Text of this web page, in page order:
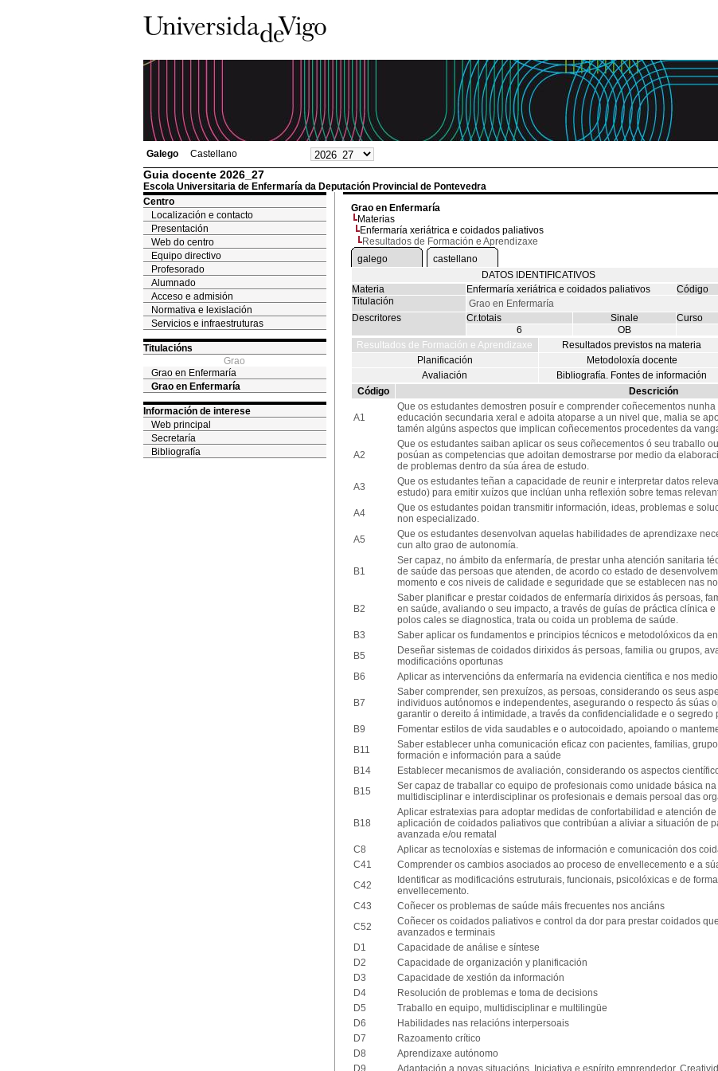
Galego Castellano
Guia docente 2026_27
Escola Universitaria de Enfermaría da Deputación Provincial de Pontevedra
Centro
Localización e contacto
Presentación
Web do centro
Equipo directivo
Profesorado
Alumnado
Acceso e admisión
Normativa e lexislación
Servicios e infraestruturas
Titulacións
Grao
Grao en Enfermaría
Grao en Enfermaría
Información de interese
Web principal
Secretaría
Bibliografía
Grao en Enfermaría
Materias
Enfermaría xeriátrica e coidados paliativos
Resultados de Formación e Aprendizaxe
galego
castellano
DATOS IDENTIFICATIVOS
Materia
Enfermaría xeriátrica e coidados paliativos Código
Titulación
Grao en Enfermaría
Descritores
Cr.totais Sinale Curso
6
OB
Resultados de Formación e Aprendizaxe
Resultados previstos na materia
Planificación
Metodoloxía docente
Avaliación
Bibliografía. Fontes de información
Código
Descrición
A1
Que os estudantes demostren posuír e comprender coñecementos
educación secundaria xeral e adoita atoparse a un nivel que, malia se
tamén algúns aspectos que implican coñecementos procedentes da
A2
Que os estudantes saiban aplicar os seus coñecementos ó seu traballo
posúan as competencias que adoitan demostrarse por medio da
de problemas dentro da súa área de estudo.
A3
Que os estudantes teñan a capacidade de reunir e interpretar datos
estudo) para emitir xuízos que inclúan unha reflexión sobre temas
A4
Que os estudantes poidan transmitir información, ideas, problemas e
non especializado.
A5
Que os estudantes desenvolvan aquelas habilidades de aprendizaxe
cun alto grao de autonomía.
B1
Ser capaz, no ámbito da enfermaría, de prestar unha atención sanitaria
de saúde das persoas que atenden, de acordo co estado de
momento e cos niveis de calidade e seguridade que se establecen nas
B2
Saber planificar e prestar coidados de enfermaría dirixidos ás persoas,
en saúde, avaliando o seu impacto, a través de guías de práctica clínica
polos cales se diagnostica, trata ou coida un problema de saúde.
B3
Saber aplicar os fundamentos e principios técnicos e metodolóxicos da
B5
Deseñar sistemas de coidados dirixidos ás persoas, familia ou grupos,
modificacións oportunas
B6
Aplicar as intervencións da enfermaría na evidencia científica e nos
B7
Saber comprender, sen prexuízos, as persoas, considerando os seus
individuos autónomos e independentes, asegurando o respecto ás súas
garantir o dereito á intimidade, a través da confidencialidade e o segredo
B9
Fomentar estilos de vida saudables e o autocoidado, apoiando o
B11
Saber establecer unha comunicación eficaz con pacientes, familias,
formación e información para a saúde
B14
Establecer mecanismos de avaliación, considerando os aspectos
B15
Ser capaz de traballar co equipo de profesionais como unidade básica
multidisciplinar e interdisciplinar os profesionais e demais persoal das
B18
Aplicar estratexias para adoptar medidas de confortabilidad e atención
aplicación de coidados paliativos que contribúan a aliviar a situación de
avanzada e/ou rematal
C8
Aplicar as tecnoloxías e sistemas de información e comunicación dos
C41
Comprender os cambios asociados ao proceso de envellecemento e a
C42
Identificar as modificacións estruturais, funcionais, psicolóxicas e de
envellecemento.
C43
Coñecer os problemas de saúde máis frecuentes nos anciáns
C52
Coñecer os coidados paliativos e control da dor para prestar coidados
avanzados e terminais
D1
Capacidade de análise e síntese
D2
Capacidade de organización y planificación
D3
Capacidade de xestión da información
D4
Resolución de problemas e toma de decisions
D5
Traballo en equipo, multidisciplinar e multilingüe
D6
Habilidades nas relacións interpersoais
D7
Razoamento crítico
D8
Aprendizaxe autónomo
D9
Adaptación a novas situacións. Iniciativa e espírito emprendedor.